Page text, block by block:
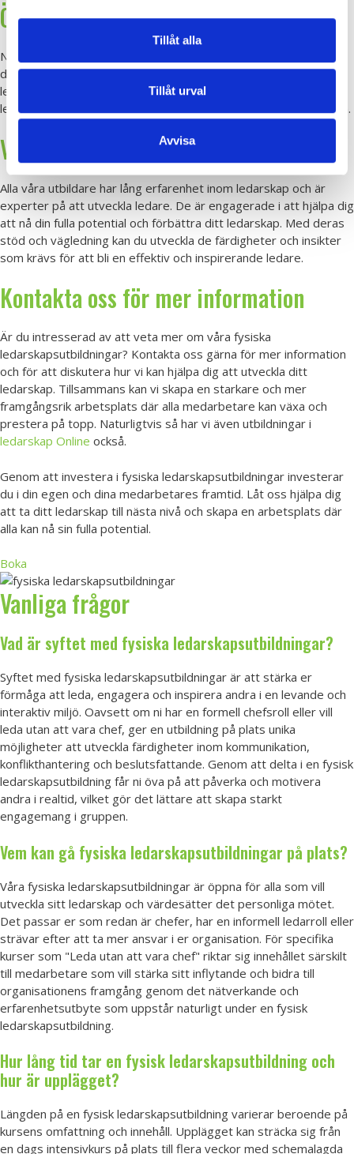
Tillåt alla
Tillåt urval
Avvisa
Ökad delaktighet
När utbildningen hålls på er arbetsplats kan fler medarbetare
delta, vilket ökar delaktigheten och engagemanget i
ledarskapsutvecklingen. Detta bidrar till en starkare
ledarskapskultur och förbättrad samverkan i hela organisationen.
Våra erfarna utbildare
Alla våra utbildare har lång erfarenhet inom ledarskap och är
experter på att utveckla ledare. De är engagerade i att hjälpa dig
att nå din fulla potential och förbättra ditt ledarskap. Med deras
stöd och vägledning kan du utveckla de färdigheter och insikter
som krävs för att bli en effektiv och inspirerande ledare.
Kontakta oss för mer information
Är du intresserad av att veta mer om våra fysiska
ledarskapsutbildningar? Kontakta oss gärna för mer information
och för att diskutera hur vi kan hjälpa dig att utveckla ditt
ledarskap. Tillsammans kan vi skapa en starkare och mer
framgångsrik arbetsplats där alla medarbetare kan växa och
prestera på topp. Naturligtvis så har vi även utbildningar i
ledarskap Online också.
Genom att investera i fysiska ledarskapsutbildningar investerar
du i din egen och dina medarbetares framtid. Låt oss hjälpa dig
att ta ditt ledarskap till nästa nivå och skapa en arbetsplats där
alla kan nå sin fulla potential.
Boka
Vanliga frågor
Vad är syftet med fysiska ledarskapsutbildningar?
Syftet med fysiska ledarskapsutbildningar är att stärka er
förmåga att leda, engagera och inspirera andra i en levande och
interaktiv miljö. Oavsett om ni har en formell chefsroll eller vill
leda utan att vara chef, ger en utbildning på plats unika
möjligheter att utveckla färdigheter inom kommunikation,
konflikthantering och beslutsfattande. Genom att delta i en fysisk
ledarskapsutbildning får ni öva på att påverka och motivera
andra i realtid, vilket gör det lättare att skapa starkt
engagemang i gruppen.
Vem kan gå fysiska ledarskapsutbildningar på plats?
Våra fysiska ledarskapsutbildningar är öppna för alla som vill
utveckla sitt ledarskap och värdesätter det personliga mötet.
Det passar er som redan är chefer, har en informell ledarroll eller
strävar efter att ta mer ansvar i er organisation. För specifika
kurser som "Leda utan att vara chef" riktar sig innehållet särskilt
till medarbetare som vill stärka sitt inflytande och bidra till
organisationens framgång genom det nätverkande och
erfarenhetsutbyte som uppstår naturligt under en fysisk
ledarskapsutbildning.
Hur lång tid tar en fysisk ledarskapsutbildning och
hur är upplägget?
Längden på en fysisk ledarskapsutbildning varierar beroende på
kursens omfattning och innehåll. Upplägget kan sträcka sig från
en dags intensivkurs på plats till flera veckor med schemalagda